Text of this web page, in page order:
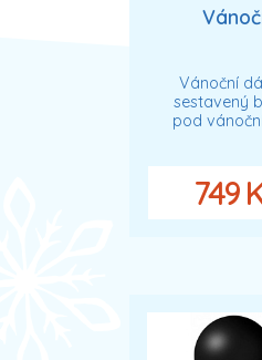
Vánoční
sestavený
pod
749